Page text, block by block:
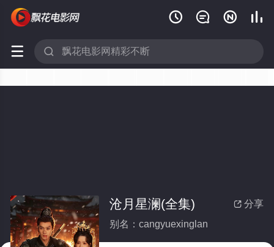
   
 
 分享
沧月星澜(全集)
别名：cangyuexinglan